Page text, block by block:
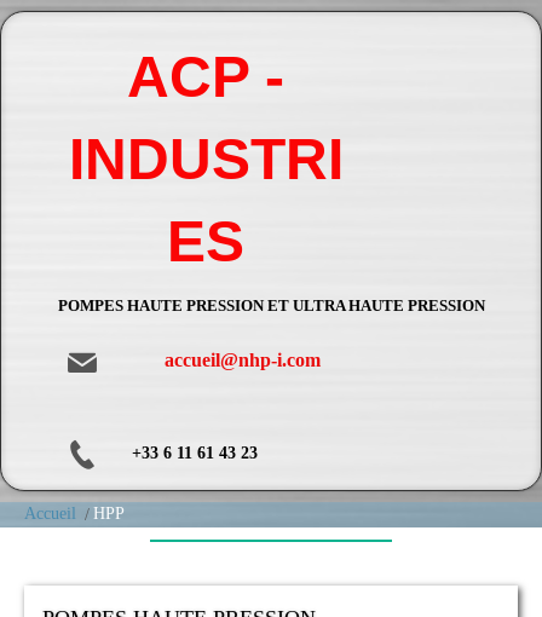
ACP -
INDUSTRI
ES
POMPES HAUTE PRESSION ET ULTRA HAUTE PRESSION
accueil@nhp-i.com
+33 6 11 61 43 23
Accueil HPP